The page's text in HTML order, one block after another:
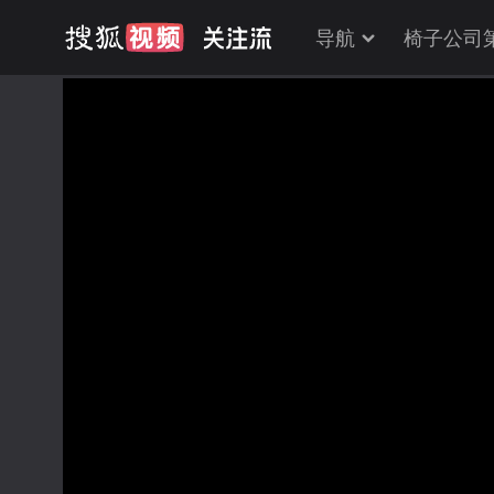
导航 椅子公司